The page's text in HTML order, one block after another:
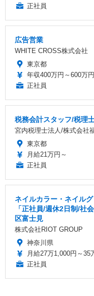
正社員
広告営業
WHITE CROSS株式会社
東京都
年収400万円～600万円
正社員
税務会計スタッフ/税理
宮内税理士法人/株式会社
東京都
月給21万円～
正社員
ネイルカラー・ネイル
「正社員/週休2日制/社
区富士見
株式会社RIOT GROUP
神奈川県
月給27万1,000円～35
正社員